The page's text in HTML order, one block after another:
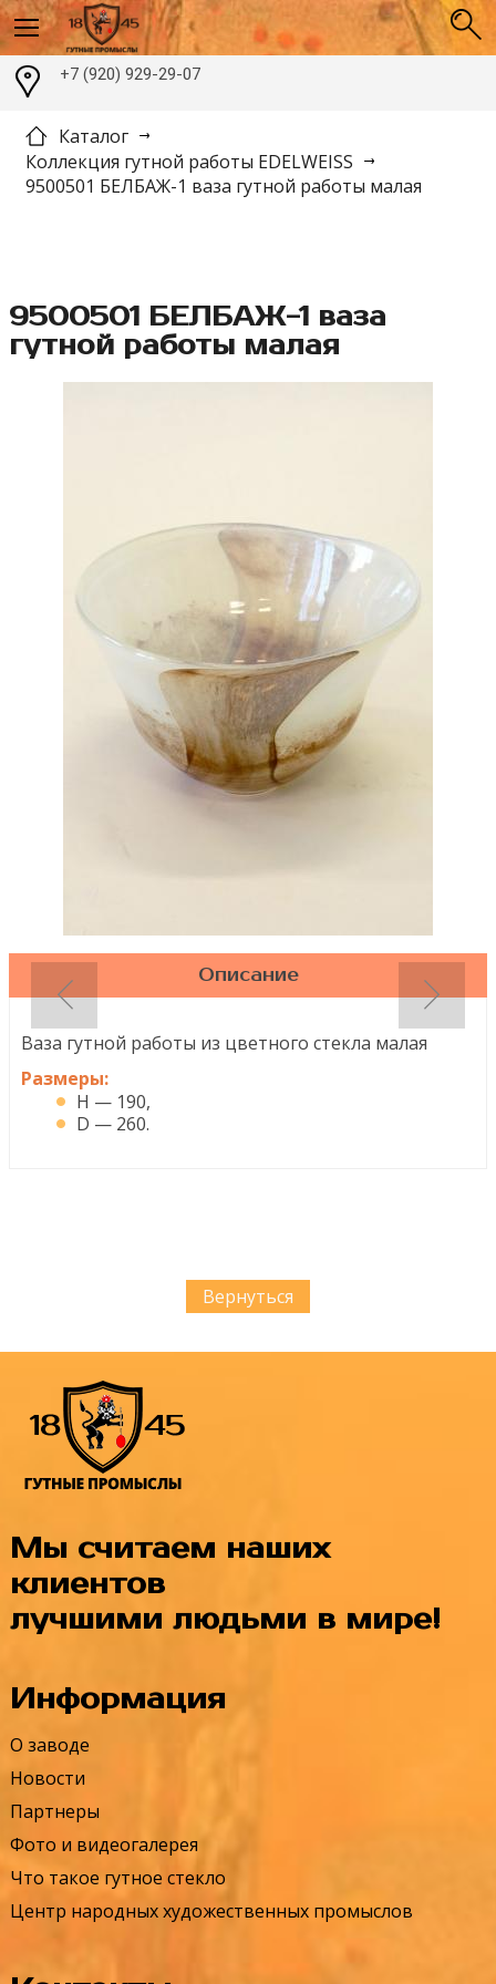
+7 (920) 929-29-07
Каталог
Коллекция гутной работы EDELWEISS
9500501 БЕЛБАЖ-1 ваза гутной работы малая
9500501 БЕЛБАЖ-1 ваза
гутной работы малая
Описание
Ваза гутной работы из цветного стекла малая
Размеры:
H — 190,
D — 260.
Вернуться
Мы считаем наших
клиентов
лучшими людьми в мире!
Информация
О заводе
Новости
Партнеры
Фото и видеогалерея
Что такое гутное стекло
Центр народных художественных промыслов